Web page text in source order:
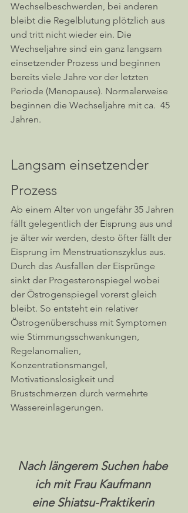
Wechselbeschwerden, bei anderen
bleibt die Regelblutung plötzlich aus
und tritt nicht wieder ein. Die
Wechseljahre sind ein ganz langsam
einsetzender Prozess und beginnen
bereits viele Jahre vor der letzten
Periode (Menopause). Normalerweise
beginnen die Wechseljahre mit ca.  45
Jahren.
Langsam einsetzender
Prozess
Ab einem Alter von ungefähr 35 Jahren
fällt gelegentlich der Eisprung aus und
je älter wir werden, desto öfter fällt der
Eisprung im Menstruationszyklus aus.
Durch das Ausfallen der Eisprünge
sinkt der Progesteronspiegel wobei
der Östrogenspiegel vorerst gleich
bleibt. So entsteht ein relativer
Östrogenüberschuss mit Symptomen
wie Stimmungsschwankungen,
Regelanomalien,
Konzentrationsmangel,
Motivationslosigkeit und
Brustschmerzen durch vermehrte
Wassereinlagerungen.
Nach längerem Suchen habe
ich mit Frau Kaufmann
eine Shiatsu-Praktikerin